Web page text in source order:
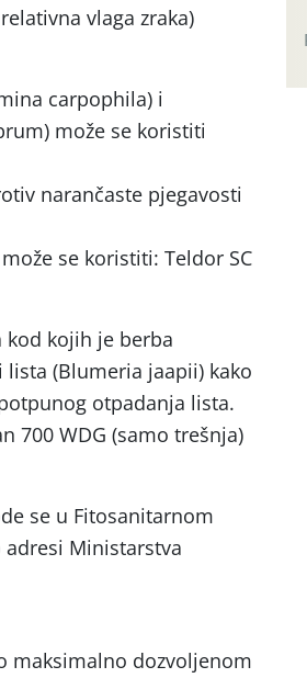
vlaga zraka)
carpophila) i
može se koristiti
narančaste pjegavosti
se koristiti: Teldor SC
kojih je berba
(Blumeria jaapii) kako
otpadanja lista.
700 WDG (samo trešnja)
se u Fitosanitarnom
Ministarstva
maksimalno dozvoljenom